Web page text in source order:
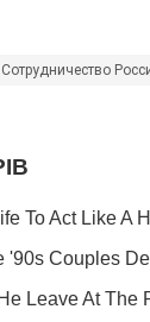
Сотрудничество